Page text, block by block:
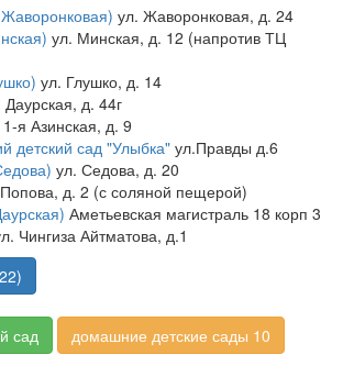
ул. Жаворонковая, д. 24
ул. Минская, д. 12 (напротив ТЦ
ул. Глушко, д. 14
Даурская, д. 44г
я Азинская, д. 9
детский сад "Улыбка" ул.Правды д.6
ул. Седова, д. 20
д. 2 (с соляной пещерой)
Аметьевская магистраль 18 корп 3
Чингиза Айтматова, д.1
сад домашние детские сады 10